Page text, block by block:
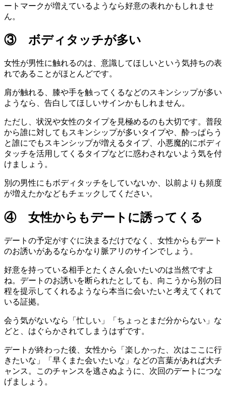
ートマークが増えているようなら好意の表れかもしれませ
ん。
③ ボディタッチが多い
女性が男性に触れるのは、意識してほしいという気持ちの表
れであることがほとんどです。
肩が触れる、膝や手を触ってくるなどのスキンシップが多い
ようなら、告白してほしいサインかもしれません。
ただし、状況や女性のタイプを見極めるのも大切です。普段
から誰に対してもスキンシップが多いタイプや、酔っぱらう
と誰にでもスキンシップが増えるタイプ、小悪魔的にボディ
タッチを活用してくるタイプなどに惑わされないよう気を付
けましょう。
別の男性にもボディタッチをしていないか、以前よりも頻度
が増えたかなどもチェックしてください。
④ 女性からもデートに誘ってくる
デートの予定がすぐに決まるだけでなく、女性からもデート
のお誘いがあるならかなり脈アリのサインでしょう。
好意を持っている相手とたくさん会いたいのは当然ですよ
ね。デートのお誘いを断られたとしても、向こうから別の日
程を提示してくれるようなら本当に会いたいと考えてくれて
いる証拠。
会う気がないなら「忙しい」「ちょっとまだ分からない」な
どと、はぐらかされてしまうはずです。
デートが終わった後、女性から「楽しかった、次はここに行
きたいな」「早くまた会いたいな」などの言葉があれば大チ
ャンス。このチャンスを逃さぬように、次回のデートにつな
げましょう。